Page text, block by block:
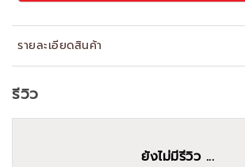
รายละเอียดสินค้า
รีวิว
ยังไม่มีรีวิว ...